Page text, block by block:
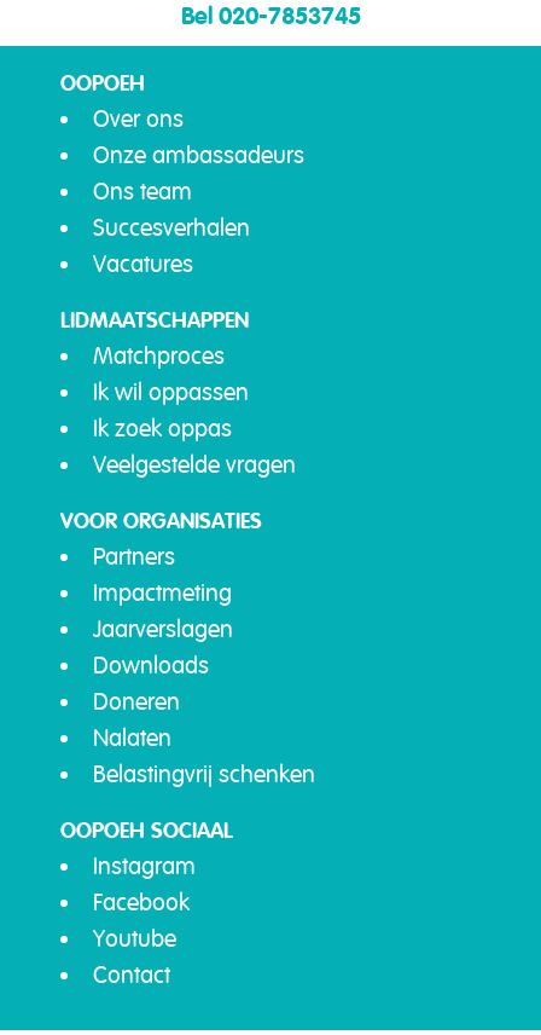
Bel 020-7853745
OOPOEH
Over ons
Onze ambassadeurs
Ons team
Succesverhalen
Vacatures
LIDMAATSCHAPPEN
Matchproces
Ik wil oppassen
Ik zoek oppas
Veelgestelde vragen
VOOR ORGANISATIES
Partners
Impactmeting
Jaarverslagen
Downloads
Doneren
Nalaten
Belastingvrij schenken
OOPOEH SOCIAAL
Instagram
Facebook
Youtube
Contact